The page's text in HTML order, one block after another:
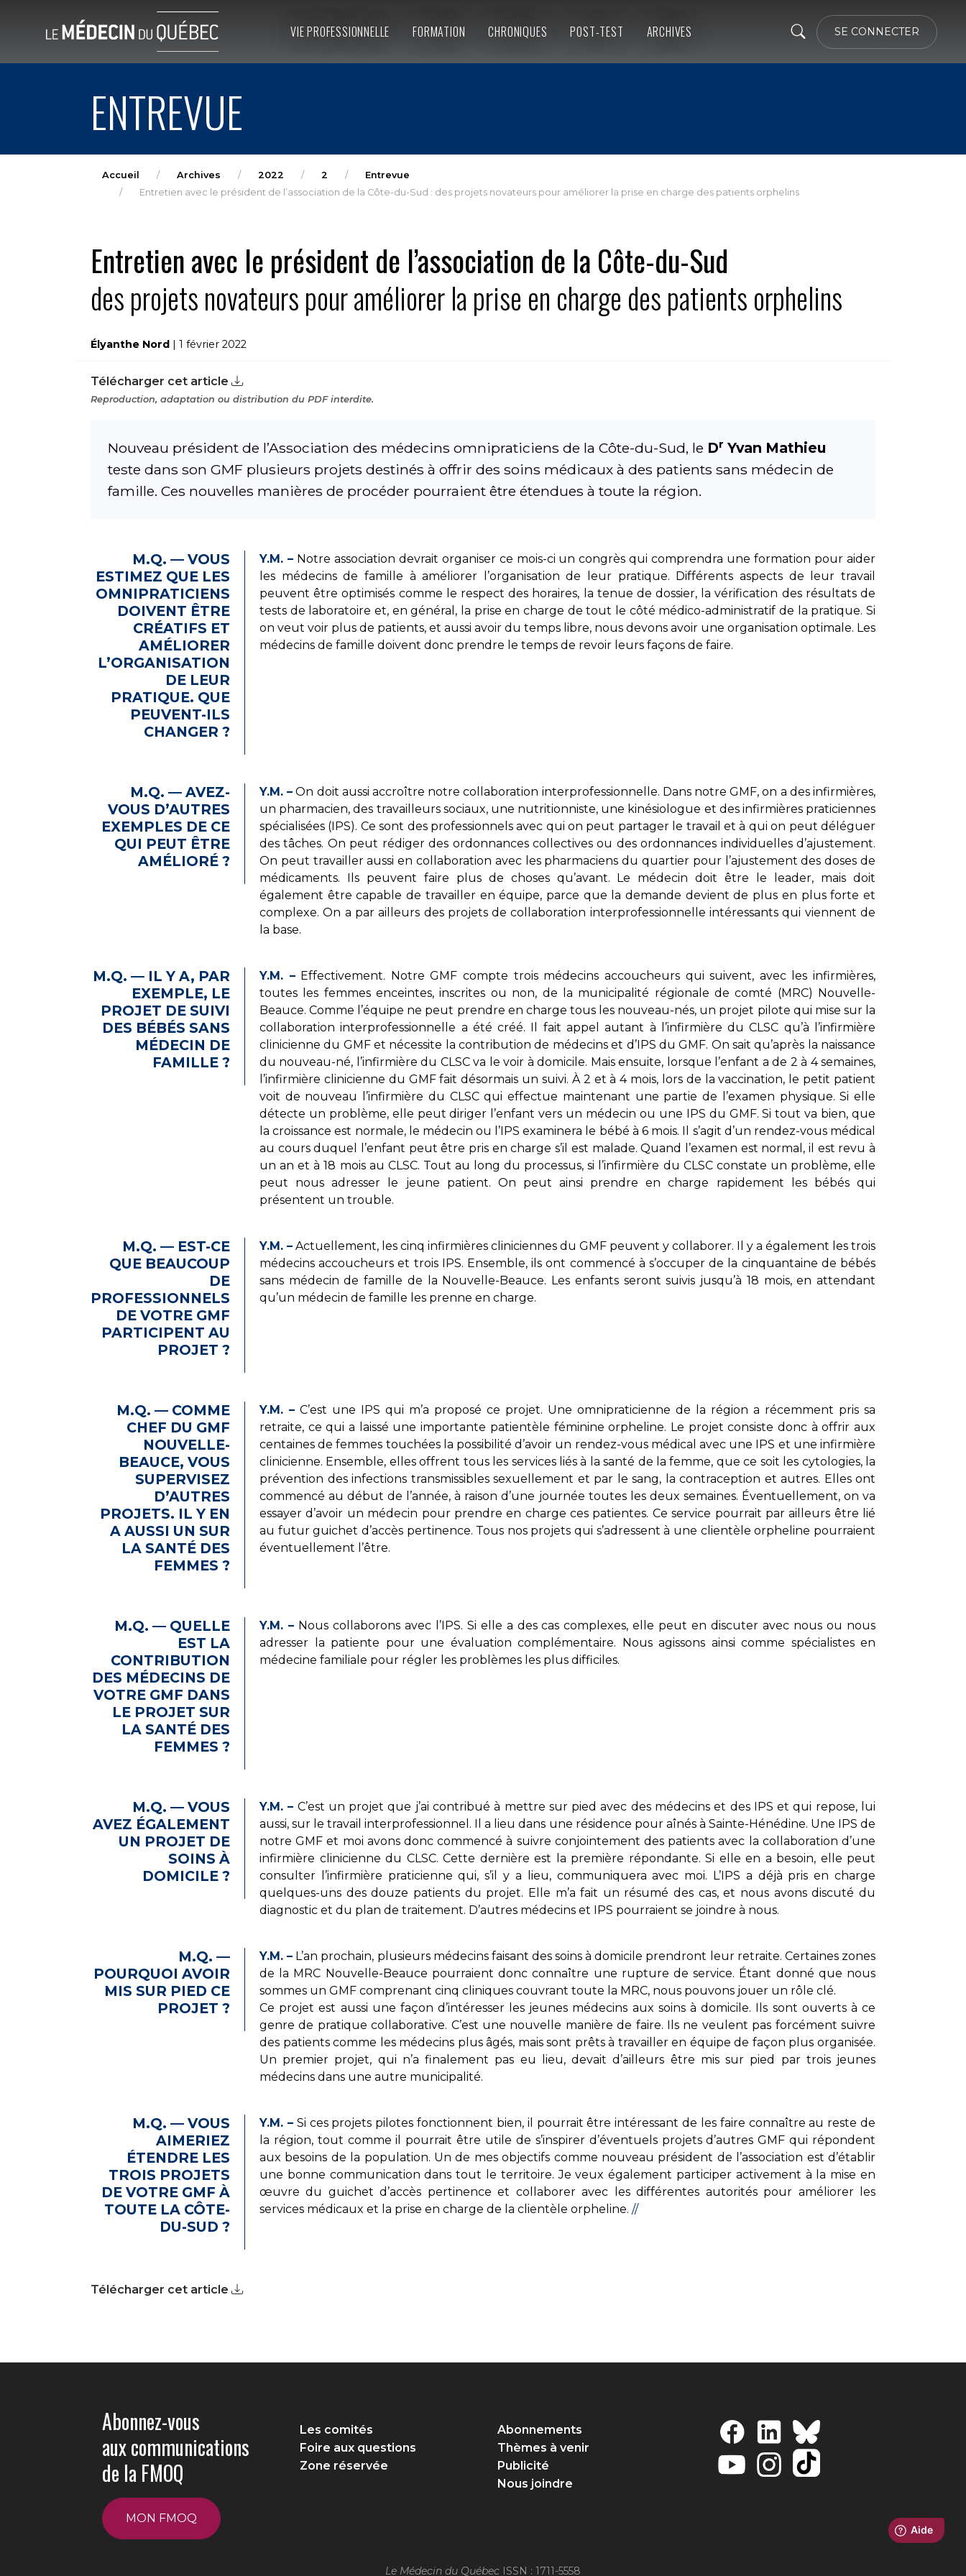
SE CONNECTER
VIE PROFESSIONNELLE FORMATION CHRONIQUES POST-TEST ARCHIVES
ENTREVUE
Accueil Archives 2022 2
Entrevue
Entretien avec le président de l’association de la Côte-du-Sud : des projets novateurs pour améliorer la prise en charge des patients orphelins
Entretien avec le président de l’association de la Côte-du-Sud
des projets novateurs pour améliorer la prise en charge des patients orphelins
Élyanthe Nord | 1 février 2022
Télécharger cet article
Reproduction, adaptation ou distribution du PDF interdite.
Nouveau président de l’Association des médecins omnipraticiens de la Côte-du-Sud, le Dr Yvan Mathieu
teste dans son GMF plusieurs projets destinés à offrir des soins médicaux à des patients sans médecin de
famille. Ces nouvelles manières de procéder pourraient être étendues à toute la région.
M.Q. — VOUS
ESTIMEZ QUE LES
OMNIPRATICIENS
DOIVENT ÊTRE
CRÉATIFS ET
AMÉLIORER
L’ORGANISATION
DE LEUR
PRATIQUE. QUE
PEUVENT-ILS
CHANGER ?
Y.M. –Notre association devrait organiser ce mois-ci un congrès qui comprendra une formation pour aider
les médecins de famille à améliorer l’organisation de leur pratique. Différents aspects de leur travail
peuvent être optimisés comme le respect des horaires, la tenue de dossier, la vérification des résultats de
tests de laboratoire et, en général, la prise en charge de tout le côté médico-administratif de la pratique. Si
on veut voir plus de patients, et aussi avoir du temps libre, nous devons avoir une organisation optimale. Les
médecins de famille doivent donc prendre le temps de revoir leurs façons de faire.
M.Q. — AVEZ-
VOUS D’AUTRES
EXEMPLES DE CE
QUI PEUT ÊTRE
AMÉLIORÉ ?
Y.M. – On doit aussi accroître notre collaboration interprofessionnelle. Dans notre GMF, on a des infirmières,
un pharmacien, des travailleurs sociaux, une nutritionniste, une kinésiologue et des infirmières praticiennes
spécialisées (IPS). Ce sont des professionnels avec qui on peut partager le travail et à qui on peut déléguer
des tâches. On peut rédiger des ordonnances collectives ou des ordonnances individuelles d’ajustement.
On peut travailler aussi en collaboration avec les pharmaciens du quartier pour l’ajustement des doses de
médicaments. Ils peuvent faire plus de choses qu’avant. Le médecin doit être le leader, mais doit
également être capable de travailler en équipe, parce que la demande devient de plus en plus forte et
complexe. On a par ailleurs des projets de collaboration interprofessionnelle intéressants qui viennent de
la base.
M.Q. — IL Y A, PAR
EXEMPLE, LE
PROJET DE SUIVI
DES BÉBÉS SANS
MÉDECIN DE
FAMILLE ?
Y.M. –Effectivement. Notre GMF compte trois médecins accoucheurs qui suivent, avec les infirmières,
toutes les femmes enceintes, inscrites ou non, de la municipalité régionale de comté (MRC) Nouvelle-
Beauce. Comme l’équipe ne peut prendre en charge tous les nouveau-nés, un projet pilote qui mise sur la
collaboration interprofessionnelle a été créé. Il fait appel autant à l’infirmière du CLSC qu’à l’infirmière
clinicienne du GMF et nécessite la contribution de médecins et d’IPS du GMF. On sait qu’après la naissance
du nouveau-né, l’infirmière du CLSC va le voir à domicile. Mais ensuite, lorsque l’enfant a de 2 à 4 semaines,
l’infirmière clinicienne du GMF fait désormais un suivi. À 2 et à 4 mois, lors de la vaccination, le petit patient
voit de nouveau l’infirmière du CLSC qui effectue maintenant une partie de l’examen physique. Si elle
détecte un problème, elle peut diriger l’enfant vers un médecin ou une IPS du GMF. Si tout va bien, que
la croissance est normale, le médecin ou l’IPS examinera le bébé à 6 mois. Il s’agit d’un rendez-vous médical
au cours duquel l’enfant peut être pris en charge s’il est malade. Quand l’examen est normal, il est revu à
un an et à 18 mois au CLSC. Tout au long du processus, si l’infirmière du CLSC constate un problème, elle
peut nous adresser le jeune patient. On peut ainsi prendre en charge rapidement les bébés qui
présentent un trouble.
M.Q. — EST-CE
QUE BEAUCOUP
DE
PROFESSIONNELS
DE VOTRE GMF
PARTICIPENT AU
PROJET ?
Y.M. – Actuellement, les cinq infirmières cliniciennes du GMF peuvent y collaborer. Il y a également les trois
médecins accoucheurs et trois IPS. Ensemble, ils ont commencé à s’occuper de la cinquantaine de bébés
sans médecin de famille de la Nouvelle-Beauce. Les enfants seront suivis jusqu’à 18 mois, en attendant
qu’un médecin de famille les prenne en charge.
M.Q. — COMME
CHEF DU GMF
NOUVELLE-
BEAUCE, VOUS
SUPERVISEZ
D’AUTRES
PROJETS. IL Y EN
A AUSSI UN SUR
LA SANTÉ DES
FEMMES ?
Y.M. – C’est une IPS qui m’a proposé ce projet. Une omnipraticienne de la région a récemment pris sa
retraite, ce qui a laissé une importante patientèle féminine orpheline. Le projet consiste donc à offrir aux
centaines de femmes touchées la possibilité d’avoir un rendez-vous médical avec une IPS et une infirmière
clinicienne. Ensemble, elles offrent tous les services liés à la santé de la femme, que ce soit les cytologies, la
prévention des infections transmissibles sexuellement et par le sang, la contraception et autres. Elles ont
commencé au début de l’année, à raison d’une journée toutes les deux semaines. Éventuellement, on va
essayer d’avoir un médecin pour prendre en charge ces patientes. Ce service pourrait par ailleurs être lié
au futur guichet d’accès pertinence. Tous nos projets qui s’adressent à une clientèle orpheline pourraient
éventuellement l’être.
M.Q. — QUELLE
EST LA
CONTRIBUTION
DES MÉDECINS DE
VOTRE GMF DANS
LE PROJET SUR
LA SANTÉ DES
FEMMES ?
Y.M. –Nous collaborons avec l’IPS. Si elle a des cas complexes, elle peut en discuter avec nous ou nous
adresser la patiente pour une évaluation complémentaire. Nous agissons ainsi comme spécialistes en
médecine familiale pour régler les problèmes les plus difficiles.
M.Q. — VOUS
AVEZ ÉGALEMENT
UN PROJET DE
SOINS À
DOMICILE ?
Y.M. – C’est un projet que j’ai contribué à mettre sur pied avec des médecins et des IPS et qui repose, lui
aussi, sur le travail interprofessionnel. Il a lieu dans une résidence pour aînés à Sainte-Hénédine. Une IPS de
notre GMF et moi avons donc commencé à suivre conjointement des patients avec la collaboration d’une
infirmière clinicienne du CLSC. Cette dernière est la première répondante. Si elle en a besoin, elle peut
consulter l’infirmière praticienne qui, s’il y a lieu, communiquera avec moi. L’IPS a déjà pris en charge
quelques-uns des douze patients du projet. Elle m’a fait un résumé des cas, et nous avons discuté du
diagnostic et du plan de traitement. D’autres médecins et IPS pourraient se joindre à nous.
M.Q. —
POURQUOI AVOIR
MIS SUR PIED CE
PROJET ?
Y.M. – L’an prochain, plusieurs médecins faisant des soins à domicile prendront leur retraite. Certaines zones
de la MRC Nouvelle-Beauce pourraient donc connaître une rupture de service. Étant donné que nous
sommes un GMF comprenant cinq cliniques couvrant toute la MRC, nous pouvons jouer un rôle clé.
Ce projet est aussi une façon d’intéresser les jeunes médecins aux soins à domicile. Ils sont ouverts à ce
genre de pratique collaborative. C’est une nouvelle manière de faire. Ils ne veulent pas forcément suivre
des patients comme les médecins plus âgés, mais sont prêts à travailler en équipe de façon plus organisée.
Un premier projet, qui n’a finalement pas eu lieu, devait d’ailleurs être mis sur pied par trois jeunes
médecins dans une autre municipalité.
M.Q. — VOUS
AIMERIEZ
ÉTENDRE LES
TROIS PROJETS
DE VOTRE GMF À
TOUTE LA CÔTE-
DU-SUD ?
Y.M. –Si ces projets pilotes fonctionnent bien, il pourrait être intéressant de les faire connaître au reste de
la région, tout comme il pourrait être utile de s’inspirer d’éventuels projets d’autres GMF qui répondent
aux besoins de la population. Un de mes objectifs comme nouveau prési­dent de l’association est d’établir
une bonne communication dans tout le territoire. Je veux également participer activement à la mise en
œuvre du guichet d’accès pertinence et collaborer avec les différentes autorités pour améliorer les
services médicaux et la prise en charge de la clien­tèle orpheline. //
Télécharger cet article
Abonnez-vous
aux communications
de la FMOQ
MON FMOQ
Les comités
Foire aux questions
Zone réservée
Abonnements
Thèmes à venir
Publicité
Nous joindre
Le Médecin du Québec ISSN : 1711-5558